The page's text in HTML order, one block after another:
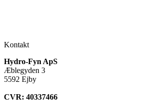
Kontakt
Hydro-Fyn ApS
Æblegyden 3
5592 Ejby
CVR: 40337466